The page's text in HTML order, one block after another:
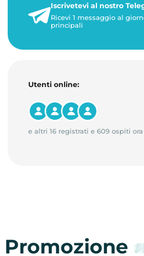
23 maggio 2026
1 minuto di lettura
Iscrivetevi al nostro
Ricevi 1 messaggio al
principali
Utenti online:
e altri 16 registrati e 609 ospiti
Promozione